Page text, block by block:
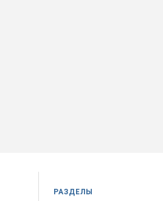
РАЗДЕЛЫ